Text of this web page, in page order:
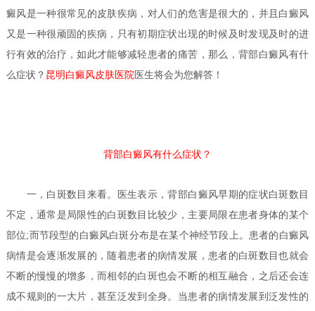
癜风是一种很常见的皮肤疾病，对人们的危害是很大的，并且白癜风
又是一种很顽固的疾病，只有初期症状出现的时候及时发现及时的进
行有效的治疗，如此才能够减轻患者的痛苦，那么，背部白癜风有什
么症状？ 昆明白癜风皮肤医院 医生将会为您解答！
背部白癜风有什么症状？
一，白斑数目来看。医生表示，背部白癜风早期的症状白斑数目
不定，通常是局限性的白斑数目比较少，主要局限在患者身体的某个
部位;而节段型的白癜风白斑分布是在某个神经节段上。患者的白癜风
病情是会逐渐发展的，随着患者的病情发展，患者的白斑数目也就会
不断的慢慢的增多，而相邻的白斑也会不断的相互融合，之后还会连
成不规则的一大片，甚至泛发到全身。当患者的病情发展到泛发性的